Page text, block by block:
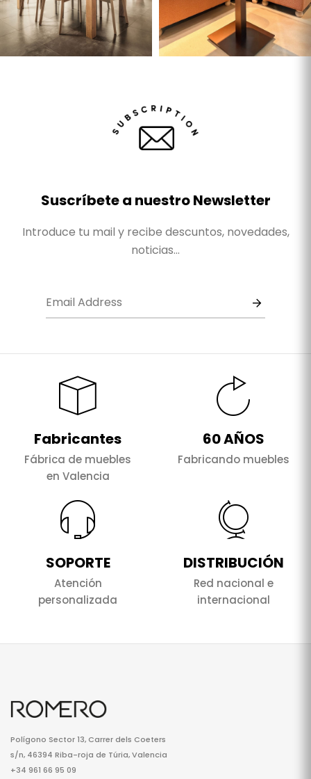
Suscríbete a nuestro Newsletter
Introduce tu mail y recibe descuntos, novedades,
noticias...
Fabricantes
Fábrica de muebles
en Valencia
60 AÑOS
Fabricando muebles
SOPORTE
Atención
personalizada
DISTRIBUCIÓN
Red nacional e
internacional
Polígono Sector 13, Carrer dels Coeters
s/n, 46394 Riba-roja de Túria, Valencia
+34 961 66 95 09